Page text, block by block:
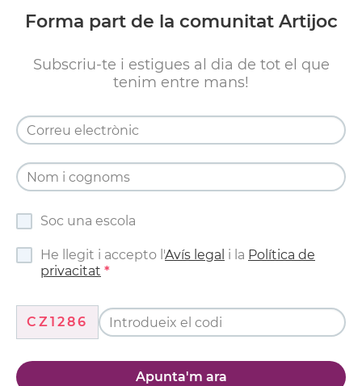
Forma part de la comunitat Artijoc
Subscriu-te i estigues al dia de tot el que
tenim entre mans!
Soc una escola
He llegit i accepto l'Avís legal i la Política de
privacitat
CZ1286
Apunta'm ara